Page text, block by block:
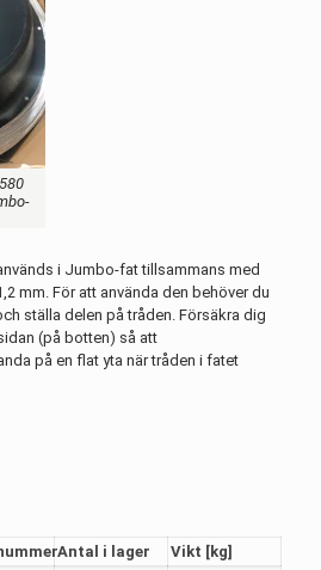
i Jumbo-fat tillsammans med
mm. För att använda den behöver du
ställa delen på tråden. Försäkra dig
(på botten) så att
på en flat yta när tråden i fatet
Antal i lager
Vikt [kg]